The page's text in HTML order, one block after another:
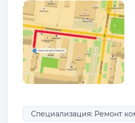
Специализация: Ремонт